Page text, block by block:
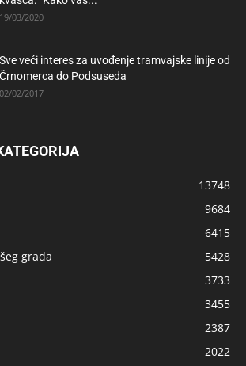
19/03/2020
Sve veći interes za uvođenje tramvajske linije od
Črnomerca do Podsuseda
02/02/2017
13748
9684
6415
grada
5428
3733
3455
2387
2022